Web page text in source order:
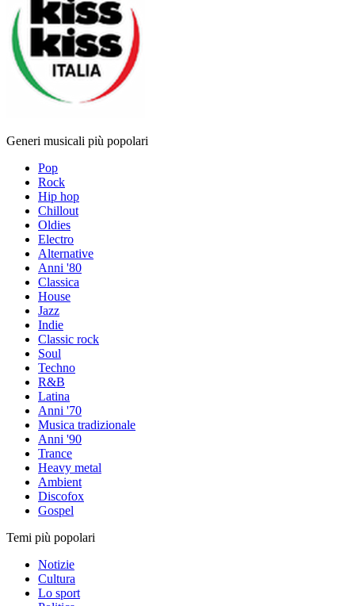
Generi musicali più popolari
Pop
Rock
Hip hop
Chillout
Oldies
Electro
Alternative
Anni '80
Classica
House
Jazz
Indie
Classic rock
Soul
Techno
R&B
Latina
Anni '70
Musica tradizionale
Anni '90
Trance
Heavy metal
Ambient
Discofox
Gospel
Temi più popolari
Notizie
Cultura
Lo sport